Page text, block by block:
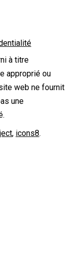
à titre
approprié ou
web ne fournit
une
, icons8.